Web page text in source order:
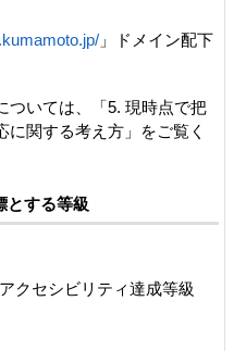
」ドメイン配下
ついては、「5. 現時点で把
関する考え方」をご覧く
とする等級
クセシビリティ達成等級